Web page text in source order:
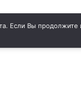
Если Вы продолжите